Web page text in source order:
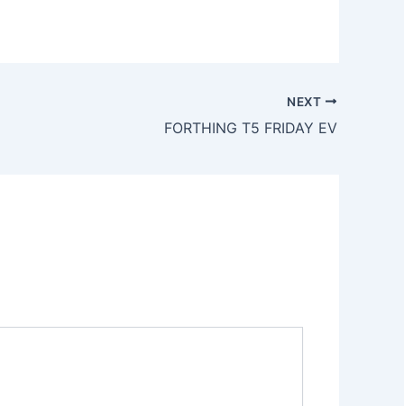
NEXT
FORTHING T5 FRIDAY EV